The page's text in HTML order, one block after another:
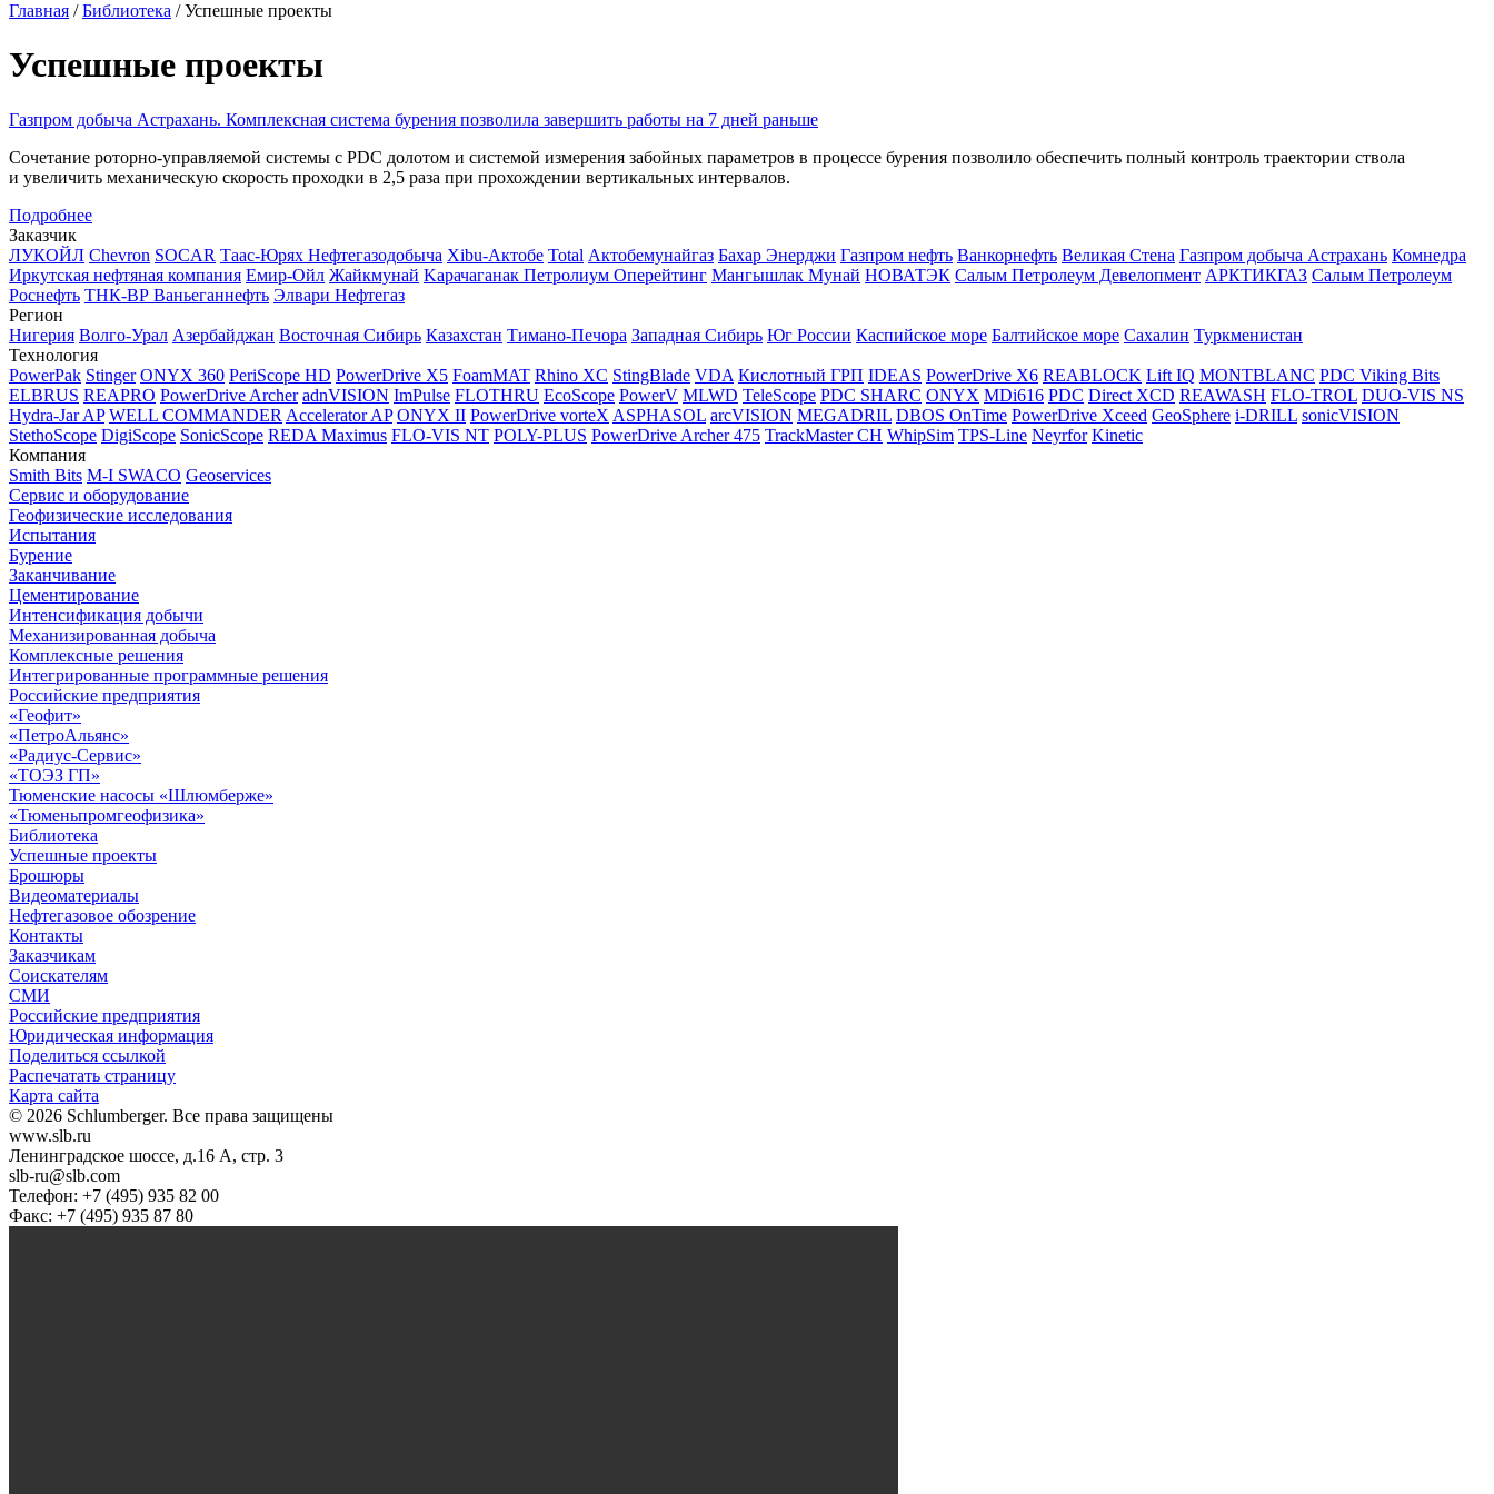
Главная /Библиотека /Успешные проекты
Успешные проекты
Газпром добыча Астрахань. Комплексная система бурения позволила завершить работы на 7 дней раньше
Сочетание роторно-управляемой системы с PDC долотом и системой измерения забойных параметров в процессе бурения позволило обеспечить полный контроль траектории ствола
и увеличить механическую скорость проходки в 2,5 раза при прохождении вертикальных интервалов.
Подробнее
Заказчик
ЛУКОЙЛ Chevron SOCAR Таас-Юрях Нефтегазодобыча Xibu-Актобе Total Актобемунайгаз Бахар Энерджи Газпром нефть Ванкорнефть Великая Стена Газпром добыча Астрахань Комнедра
Иркутская нефтяная компания Емир-Ойл Жайкмунай Kарачаганак Петролиум Оперейтинг Мангышлак Мунай НОВАТЭК Салым Петролеум Девелопмент АРКТИКГАЗ Салым Петролеум
Роснефть ТНК-ВР Ваньеганнефть Элвари Нефтегаз
Регион
Нигерия Волго-Урал Азербайджан Восточная Сибирь Казахстан Тимано-Печора Западная Сибирь Юг России Каспийское море Балтийское море Сахалин Туркменистан
Технология
PowerPak Stinger ONYX 360 PeriScope HD PowerDrive X5 FoamMAT Rhino XC StingBlade VDA Кислотный ГРП IDEAS PowerDrive X6 REABLOCK Lift IQ MONTBLANC PDC Viking Bits
ELBRUS REAPRO PowerDrive Archer adnVISION ImPulse FLOTHRU EcoScope PowerV MLWD TeleScope PDC SHARC ONYX MDi616 PDC Direct XCD REAWASH FLO-TROL DUO-VIS NS
Hydra-Jar AP WELL COMMANDER Accelerator AP ONYX II PowerDrive vorteX ASPHASOL arcVISION MEGADRIL DBOS OnTime PowerDrive Xceed GeoSphere i-DRILL sonicVISION
StethoScope DigiScope SonicScope REDA Maximus FLO-VIS NT POLY-PLUS PowerDrive Archer 475 TrackMaster CH WhipSim TPS-Line Neyrfor Kinetic
Компания
Smith Bits M-I SWACO Geoservices
Сервис и оборудование
Геофизические исследования
Испытания
Бурение
Заканчивание
Цементирование
Интенсификация добычи
Механизированная добыча
Комплексные решения
Интегрированные программные решения
Российские предприятия
«Геофит»
«ПетроАльянс»
«Радиус-Сервис»
«ТОЭЗ ГП»
Тюменские насосы «Шлюмберже»
«Тюменьпромгеофизика»
Библиотека
Успешные проекты
Брошюры
Видеоматериалы
Нефтегазовое обозрение
Контакты
Заказчикам
Соискателям
СМИ
Российские предприятия
Юридическая информация
Поделиться ссылкой
Распечатать страницу
Карта сайта
© 2026 Schlumberger. Все права защищены
www.slb.ru
Ленинградское шоссе, д.16 А, стр. 3
slb-ru@slb.com
Телефон: +7 (495) 935 82 00
Факс: +7 (495) 935 87 80